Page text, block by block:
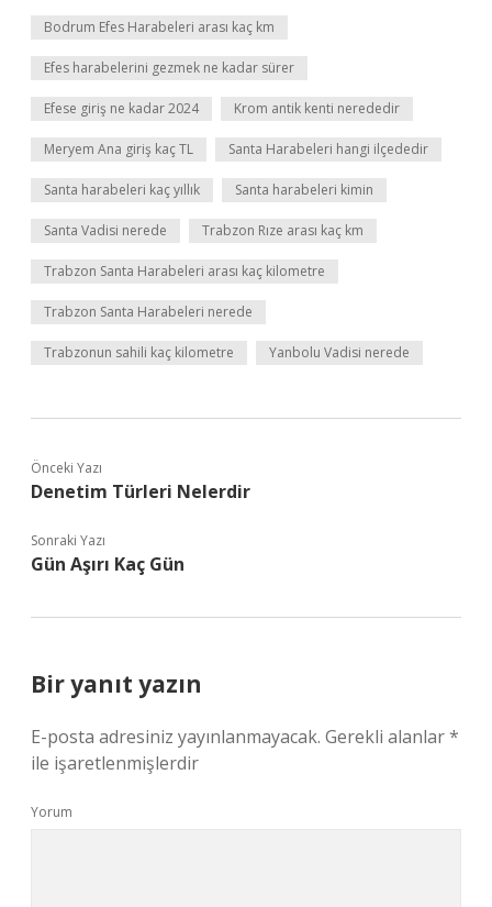
Bodrum Efes Harabeleri arası kaç km
Efes harabelerini gezmek ne kadar sürer
Efese giriş ne kadar 2024 Krom antik kenti nerededir
Meryem Ana giriş kaç TL Santa Harabeleri hangi ilçededir
Santa harabeleri kaç yıllık Santa harabeleri kimin
Santa Vadisi nerede Trabzon Rıze arası kaç km
Trabzon Santa Harabeleri arası kaç kilometre
Trabzon Santa Harabeleri nerede
Trabzonun sahili kaç kilometre Yanbolu Vadisi nerede
Önceki Yazı
Denetim Türleri Nelerdir
Sonraki Yazı
Gün Aşırı Kaç Gün
Bir yanıt yazın
E-posta adresiniz yayınlanmayacak. Gerekli alanlar*
ile işaretlenmişlerdir
Yorum